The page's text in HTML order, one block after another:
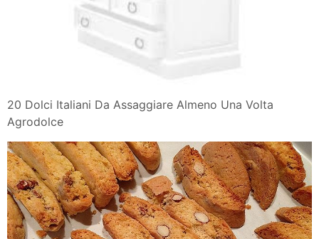
20 Dolci Italiani Da Assaggiare Almeno Una Volta
Agrodolce